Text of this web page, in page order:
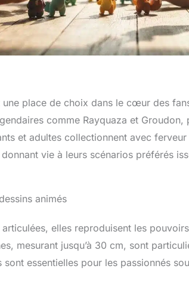
place de choix dans le cœur des
comme Rayquaza et
et adultes collectionnent avec
donnant vie à leurs scénarios préférés
animés
elles reproduisent les
mesurant jusqu’à 30 cm, sont
essentielles pour les passionnés